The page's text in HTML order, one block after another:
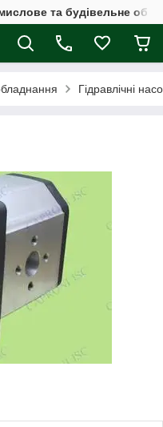
та будівельне
Гідравлічні